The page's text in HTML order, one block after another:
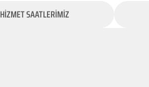
HİZMET SAATLERİMİZ